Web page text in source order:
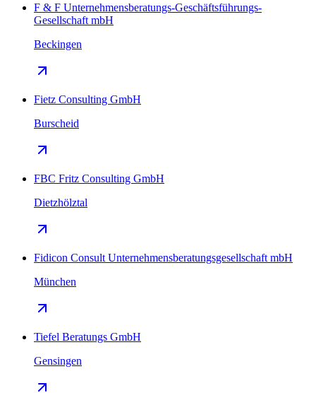
F & F Unternehmensberatungs-Geschäftsführungs-
Gesellschaft mbH
Beckingen
Fietz Consulting GmbH
Burscheid
FBC Fritz Consulting GmbH
Dietzhölztal
Fidicon Consult Unternehmensberatungsgesellschaft mbH
München
Tiefel Beratungs GmbH
Gensingen